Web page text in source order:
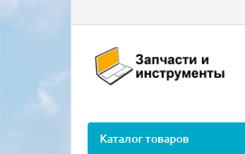
Каталог товаров